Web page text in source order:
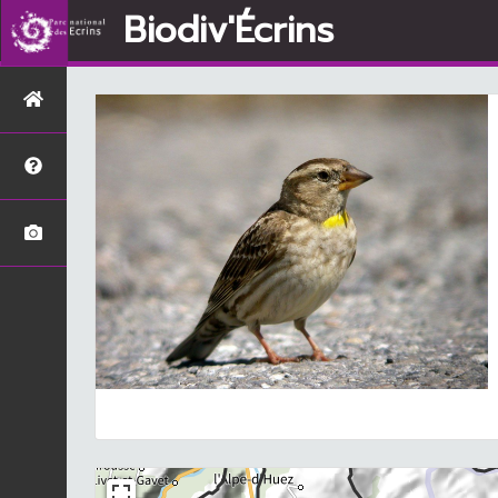
Biodiv'Écrins